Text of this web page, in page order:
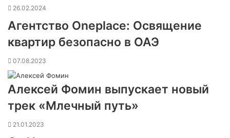
26.02.2024
Агентство Oneplace: Освящение
квартир безопасно в ОАЭ
07.08.2023
Алексей Фомин выпускает новый
трек «Млечный путь»
21.01.2023